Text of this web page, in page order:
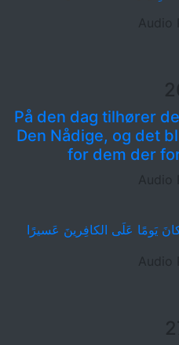
Audio
På den dag tilhører
Den Nådige, og det
for dem der
Audio
يَومًا عَلَى الكافِرينَ عَسيرًا
Audio
27